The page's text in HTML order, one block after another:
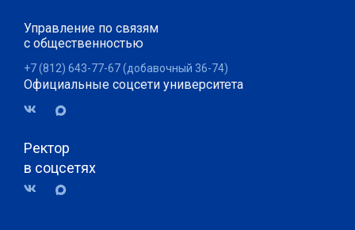
Управление по связям
с общественностью
+7 (812) 643-77-67 (добавочный 36-74)
Официальные соцсети университета
Ректор
в соцсетях